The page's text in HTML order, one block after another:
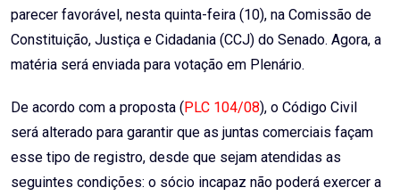
parecer favorável, nesta quinta-feira (10), na Comissão de
Constituição, Justiça e Cidadania (CCJ) do Senado. Agora, a
matéria será enviada para votação em Plenário.
De acordo com a proposta ( PLC 104/08), o Código Civil
será alterado para garantir que as juntas comerciais façam
esse tipo de registro, desde que sejam atendidas as
seguintes condições: o sócio incapaz não poderá exercer a